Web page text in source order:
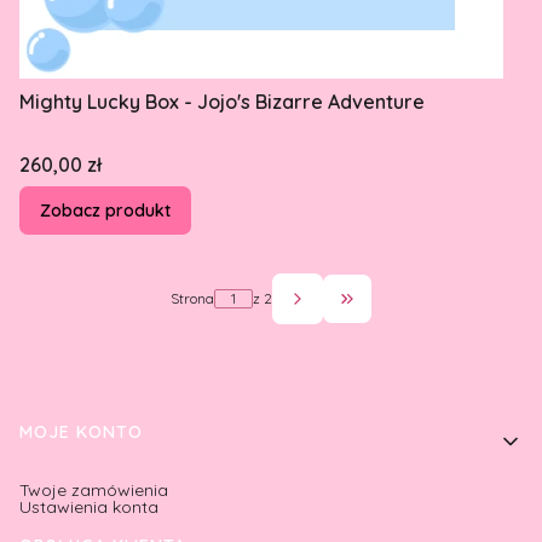
Mighty Lucky Box - Jojo's Bizarre Adventure
Cena
260,00 zł
Zobacz produkt
Strona z 2 Przejdź do ostatniej
Linki w stopce
MOJE KONTO
Twoje zamówienia
Ustawienia konta